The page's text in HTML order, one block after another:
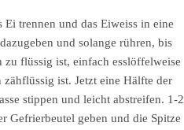
trennen und das Eiweiss in eine
und solange rühren, bis
flüssig ist, einfach esslöffelweise
zähflüssig ist. Jetzt eine Hälfte der
stippen und leicht abstreifen. 1-2
Gefrierbeutel geben und die Spitze